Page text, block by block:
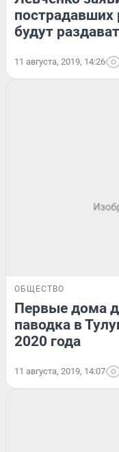
пострадавших
будут
11 августа, 2019, 14:26
ОБЩЕСТВО
Первые дома
паводка в
2020 года
11 августа, 2019, 14:07